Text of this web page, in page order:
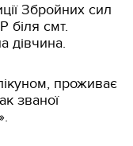
Збройних сил
біля смт.
дівчина.
проживає
званої